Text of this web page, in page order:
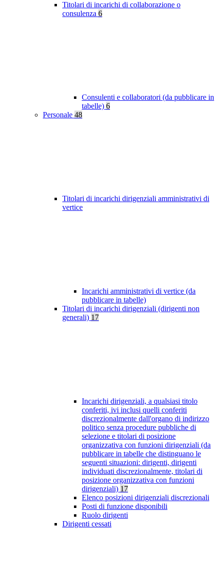
Titolari di incarichi di collaborazione o
consulenza 6
Consulenti e collaboratori (da pubblicare in
tabelle) 6
Personale 48
Titolari di incarichi dirigenziali amministrativi di
vertice
Incarichi amministrativi di vertice (da
pubblicare in tabelle)
Titolari di incarichi dirigenziali (dirigenti non
generali) 17
Incarichi dirigenziali, a qualsiasi titolo
conferiti, ivi inclusi quelli conferiti
discrezionalmente dall'organo di indirizzo
politico senza procedure pubbliche di
selezione e titolari di posizione
organizzativa con funzioni dirigenziali (da
pubblicare in tabelle che distinguano le
seguenti situazioni: dirigenti, dirigenti
individuati discrezionalmente, titolari di
posizione organizzativa con funzioni
dirigenziali) 17
Elenco posizioni dirigenziali discrezionali
Posti di funzione disponibili
Ruolo dirigenti
Dirigenti cessati